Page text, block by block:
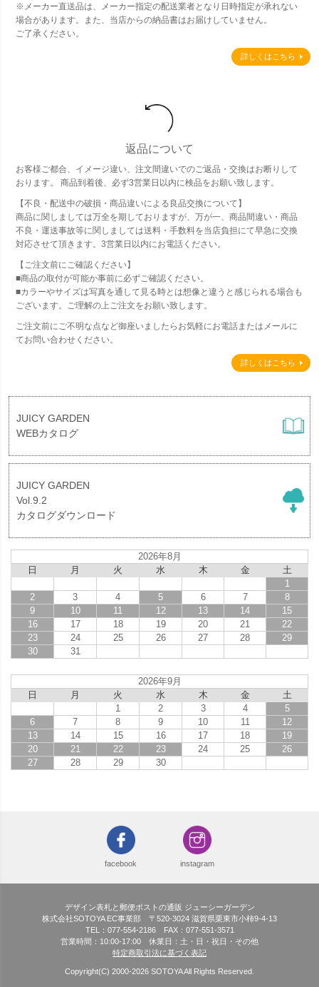
※メーカー直送品は、メーカー指定の配送業者となり日時指定が承れない
場合があります。また、当店からの納品書はお届けしていません。
ご了承ください。
詳しくはこちら
返品について
お客様ご都合、イメージ違い、注文間違いでのご返品・交換はお断りして
おります。 商品到着後、必ず3営業日以内に検品をお願い致します。
【不良・配送中の破損・商品違いによる良品交換について】
商品に関しましては万全を期しておりますが、万が一、商品間違い・商品
不良・運送事故等に関しましては送料・手数料を当店負担にて早急に交換
対応させて頂きます。3営業日以内にお電話ください。
【ご注文前にご確認ください】
■商品の取付が可能か事前に必ずご確認ください。
■カラーやサイズは写真を通して見る時とは想像と違うと感じられる場合も
ございます。ご理解の上ご注文をお願い致します。
ご注文前にご不明な点など御座いましたらお気軽にお電話またはメールに
てお問い合わせください。
詳しくはこちら
JUICY GARDEN
WEBカタログ
JUICY GARDEN
Vol.9.2
カタログダウンロード
2026年8月
日
月 火 水 木 金
土
1
2
3 4 5 6 7
8
9
10 11 12 13 14
15
16
17 18 19 20 21
22
23
24 25 26 27 28
29
30
31
2026年9月
日
月 火 水 木 金
土
1
2 3 4
5
6
7 8 9 10 11
12
13
14 15 16 17 18
19
20
21 22 23 24 25
26
27
28 29 30
facebook instagram
デザイン表札と郵便ポストの通販 ジューシーガーデン
株式会社SOTOYA EC事業部 〒520-3024 滋賀県栗東市小柿9-4-13
TEL：077-554-2186 FAX：077-551-3571
営業時間：10:00-17:00 休業日：土・日・祝日・その他
特定商取引法に基づく表記
Copyright(C) 2000-2026 SOTOYA All Rights Reserved.